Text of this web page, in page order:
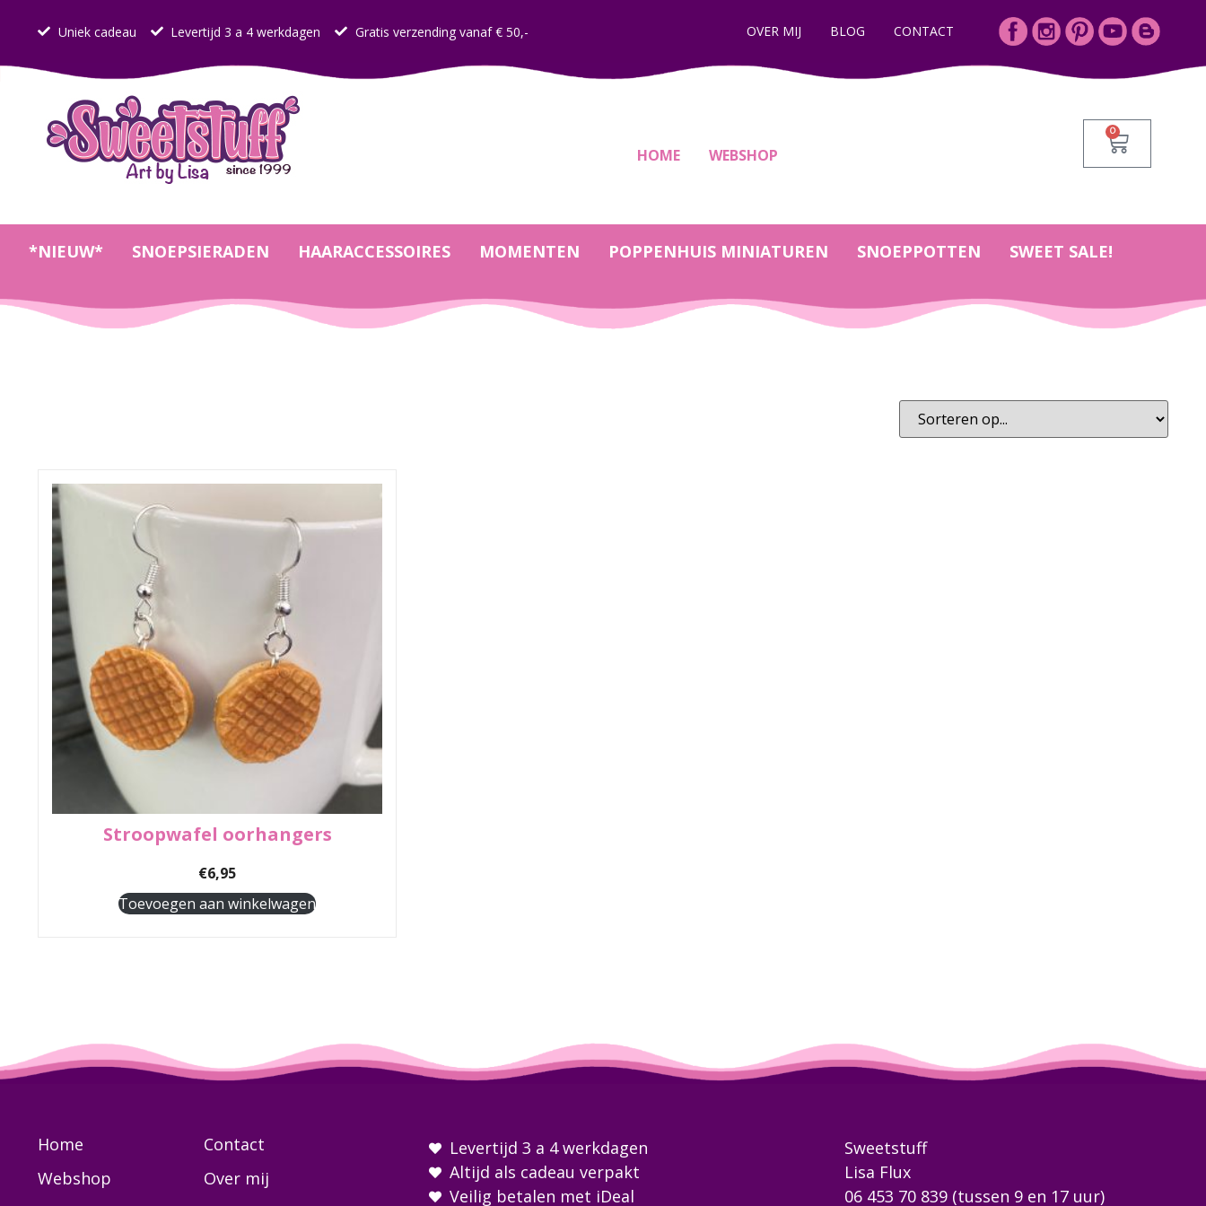
Uniek cadeau Levertijd 3 a 4 werkdagen Gratis verzending vanaf € 50,- OVER MIJ BLOG CONTACT
HOME WEBSHOP
0
*NIEUW* SNOEPSIERADEN HAARACCESSOIRES MOMENTEN POPPENHUIS MINIATUREN SNOEPPOTTEN SWEET SALE!
Stroopwafel oorhangers
€6,95
Toevoegen aan winkelwagen
Home
Webshop
Contact
Over mij
Levertijd 3 a 4 werkdagen
Altijd als cadeau verpakt
Veilig betalen met iDeal
Sweetstuff
Lisa Flux
06 453 70 839(tussen 9 en 17 uur)